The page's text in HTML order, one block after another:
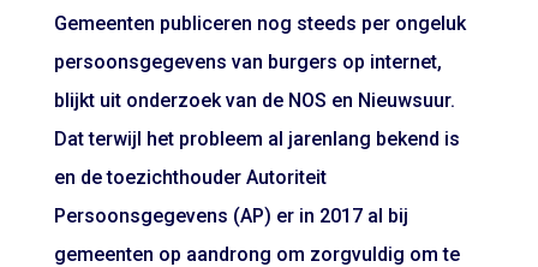
Gemeenten publiceren nog steeds per ongeluk
persoonsgegevens van burgers op internet,
blijkt uit onderzoek van de NOS en Nieuwsuur.
Dat terwijl het probleem al jarenlang bekend is
en de toezichthouder Autoriteit
Persoonsgegevens (AP) er in 2017 al bij
gemeenten op aandrong om zorgvuldig om te